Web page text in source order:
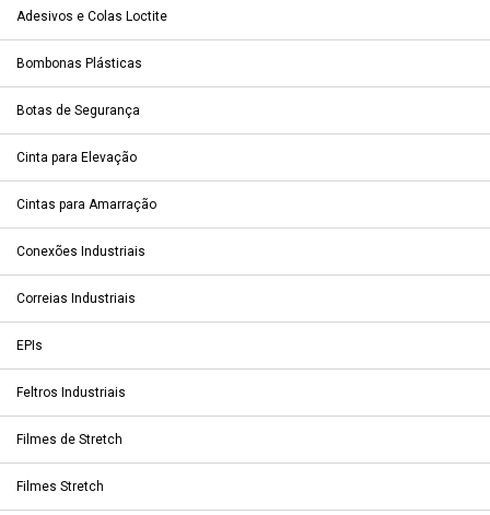
Adesivos e Colas Loctite
Bombonas Plásticas
Botas de Segurança
Cinta para Elevação
Cintas para Amarração
Conexões Industriais
Correias Industriais
EPIs
Feltros Industriais
Filmes de Stretch
Filmes Stretch